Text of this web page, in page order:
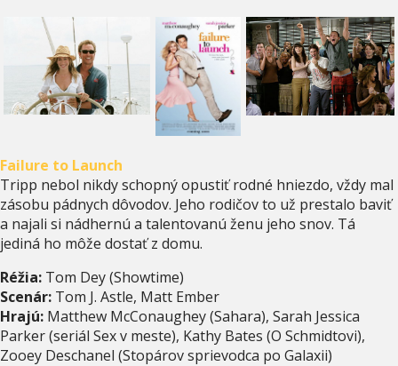
Failure to Launch
Tripp nebol nikdy schopný opustiť rodné hniezdo, vždy mal
zásobu pádnych dôvodov. Jeho rodičov to už prestalo baviť
a najali si nádhernú a talentovanú ženu jeho snov. Tá
jediná ho môže dostať z domu.
Réžia: Tom Dey (Showtime)
Scenár: Tom J. Astle, Matt Ember
Hrajú: Matthew McConaughey (Sahara), Sarah Jessica
Parker (seriál Sex v meste), Kathy Bates (O Schmidtovi),
Zooey Deschanel (Stopárov sprievodca po Galaxii)